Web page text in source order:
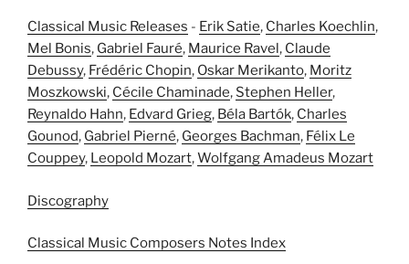
Classical Music Releases - Erik Satie, Charles Koechlin,
Mel Bonis, Gabriel Fauré, Maurice Ravel , Claude
Debussy, Frédéric Chopin, Oskar Merikanto, Moritz
Moszkowski, Cécile Chaminade, Stephen Heller,
Reynaldo Hahn, Edvard Grieg, Béla Bartók, Charles
Gounod, Gabriel Pierné, Georges Bachman, Félix Le
Couppey, Leopold Mozart,Wolfgang Amadeus Mozart
Discography
Classical Music Composers Notes Index